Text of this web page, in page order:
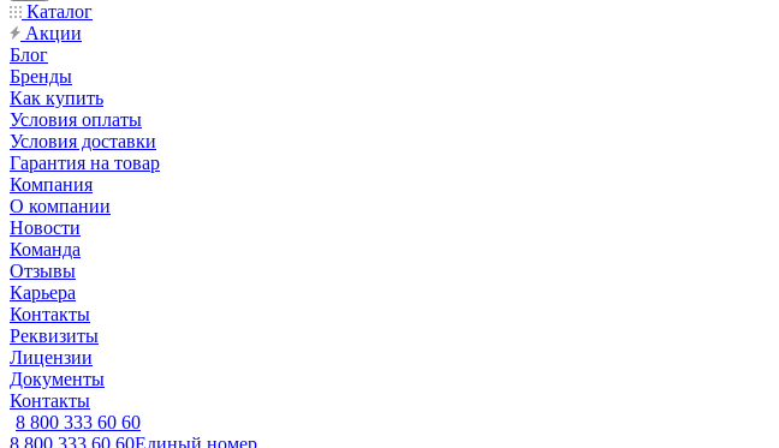
Каталог
Акции
Блог
Бренды
Как купить
Условия оплаты
Условия доставки
Гарантия на товар
Компания
О компании
Новости
Команда
Отзывы
Карьера
Контакты
Реквизиты
Лицензии
Документы
Контакты
8 800 333 60 60
8 800 333 60 60Единый номер